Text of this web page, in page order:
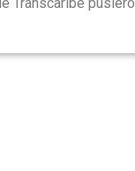
Transcaribe